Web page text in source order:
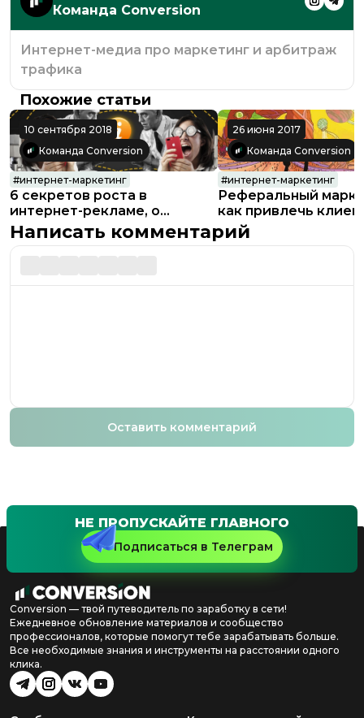
Команда Conversion
Интернет-медиа про маркетинг и арбитраж
трафика
Похожие статьи
10 сентября 2018
Команда Conversion
#интернет-маркетинг
6 секретов роста в
интернет-рекламе, о
которых вы не знали (или
забыли)
26 июня 2017
Команда Conversion
#интернет-маркетинг
Реферальный
как привлечь
помощью клиентов
Написать комментарий
Оставить комментарий
НЕ ПРОПУСКАЙТЕ ГЛАВНОГО
Подписаться в Телеграм
Conversion — твой путеводитель по заработку в сети!
Ежедневное обновление материалов и сообщество
профессионалов, которые помогут тебе зарабатывать больше.
Все необходимые знания и инструменты на расстоянии одного
клика.